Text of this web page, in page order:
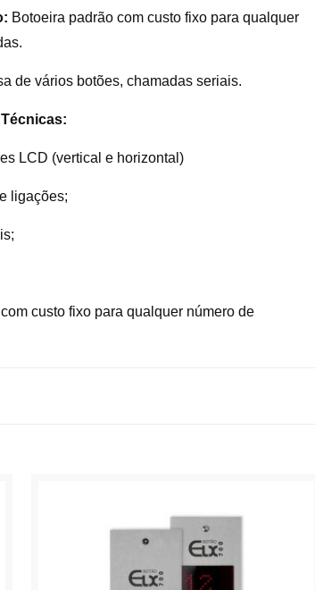
Botoeira padrão com custo fixo para qualquer
de vários botões, chamadas seriais.
LCD (vertical e horizontal)
ligações;
custo fixo para qualquer número de